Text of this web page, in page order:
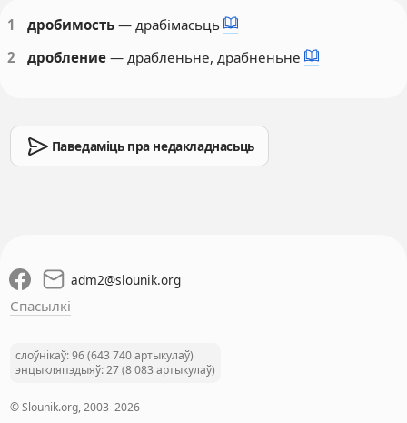
1 дробимость — драбімасьць
2
дробление — драбленьне, драбненьне
Паведаміць пра недакладнасьць
adm2@slounik.org
Спасылкі
слоўнікаў: 96 (643 740 артыкулаў)
энцыкляпэдыяў: 27 (8 083 артыкулаў)
© Slounik.org, 2003–2026